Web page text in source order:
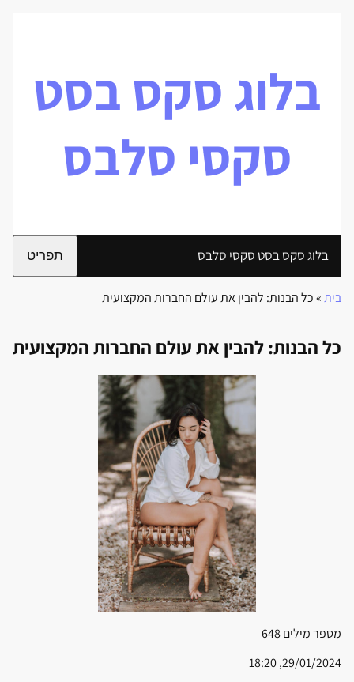
בלוג סקס בסט
סקסי סלבס
בלוג סקס בסט סקסי סלבס תפריט
בית»כל הבנות: להבין את עולם החברות המקצועית
כל הבנות: להבין את עולם החברות המקצועית
מספר מילים648
29/01/2024, 18:20